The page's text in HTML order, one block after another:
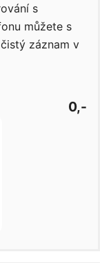
s
můžete s
záznam v
0,-